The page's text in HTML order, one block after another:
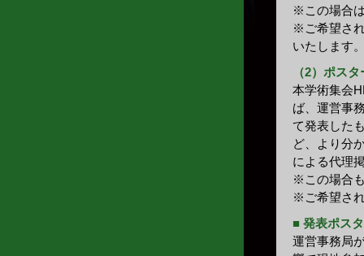
※この場合
※ご希望さ
いたします
（2）ポス
本学術集会
ば、運営事
て発表した
ど、より分
による代理
※この場合
※ご希望さ
■ 発表ポス
運営事務局